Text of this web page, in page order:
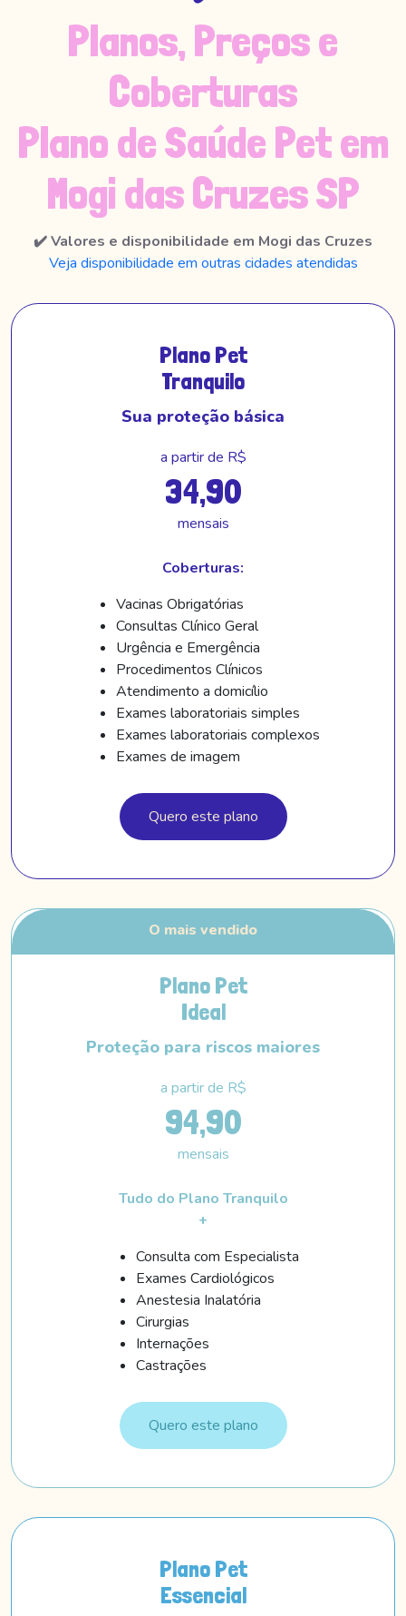
Planos, Preços e
Coberturas
Plano de Saúde Pet em
Mogi das Cruzes SP
✔️ Valores e disponibilidade em Mogi das Cruzes
Veja disponibilidade em outras cidades atendidas
Plano Pet
Tranquilo
Sua proteção básica
a partir de R$
34,90
mensais
Coberturas:
Vacinas Obrigatórias
Consultas Clínico Geral
Urgência e Emergência
Procedimentos Clínicos
Atendimento a domicílio
Exames laboratoriais simples
Exames laboratoriais complexos
Exames de imagem
Quero este plano
Plano Pet
Ideal
Proteção para riscos maiores
a partir de R$
94,90
mensais
Tudo do Plano Tranquilo
+
Consulta com Especialista
Exames Cardiológicos
Anestesia Inalatória
Cirurgias
Internações
Castrações
Quero este plano
Plano Pet
Essencial